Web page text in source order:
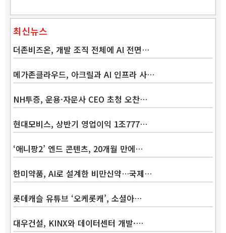
최신뉴스
더존비즈온, 개발 조직 전체에 AI 전면…
메가존클라우드, 아크릴과 AI 인프라 사…
NH투증, 운용·자문사 CEO 초청 오찬…
현대모비스, 상반기 영업이익 1조777…
‘애니팡2’ 엔드 콘텐츠, 20개월 만에…
한미약품, AI로 설계한 비만신약…국제…
롯데캐슬 유튜브 ‘오케롯캐’, 소셜아…
대우건설, KINX와 데이터센터 개발·…